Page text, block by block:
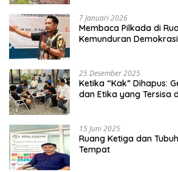
7 Januari 2026
Membaca Pilkada di
Kemunduran
25 Desember 2025
Ketika “Kak” Dihapus:
dan Etika yang Tersisa
15 Juni 2025
Ruang Ketiga dan
Tempat